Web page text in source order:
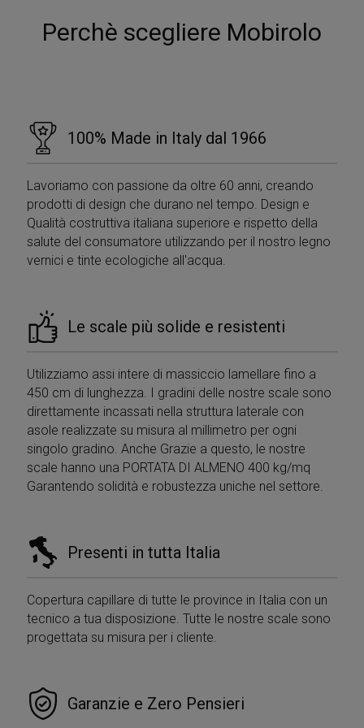
Perchè scegliere Mobirolo
100% Made in Italy dal 1966
Lavoriamo con passione da oltre 60 anni, creando
prodotti di design che durano nel tempo. Design e
Qualità costruttiva italiana superiore e rispetto della
salute del consumatore utilizzando per il nostro legno
vernici e tinte ecologiche all'acqua.
Le scale più solide e resistenti
Utilizziamo assi intere di massiccio lamellare fino a
450 cm di lunghezza. I gradini delle nostre scale sono
direttamente incassati nella struttura laterale con
asole realizzate su misura al millimetro per ogni
singolo gradino. Anche Grazie a questo, le nostre
scale hanno una PORTATA DI ALMENO 400 kg/mq
Garantendo solidità e robustezza uniche nel settore.
Presenti in tutta Italia
Copertura capillare di tutte le province in Italia con un
tecnico a tua disposizione. Tutte le nostre scale sono
progettata su misura per i cliente.
Garanzie e Zero Pensieri
CookieScriptConsent
CookieScript
www.mobirolo.com
5 mesi 4
VISITOR_PRIVACY_METADATA
YouTube
.youtube.com
Privacy Policy